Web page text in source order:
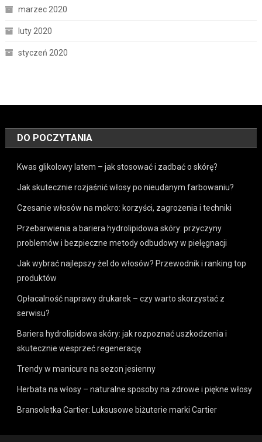
marzec 2020
luty 2020
styczeń 2020
DO POCZYTANIA
Kwas glikolowy latem – jak stosować i zadbać o skórę?
Jak skutecznie rozjaśnić włosy po nieudanym farbowaniu?
Czesanie włosów na mokro: korzyści, zagrożenia i techniki
Przebarwienia a bariera hydrolipidowa skóry: przyczyny
problemów i bezpieczne metody odbudowy w pielęgnacji
Jak wybrać najlepszy żel do włosów? Przewodnik i ranking top
produktów
Opłacalność naprawy drukarek – czy warto skorzystać z
serwisu?
Bariera hydrolipidowa skóry: jak rozpoznać uszkodzenia i
skutecznie wesprzeć regenerację
Trendy w manicure na sezon jesienny
Herbata na włosy – naturalne sposoby na zdrowe i piękne włosy
Bransoletka Cartier: Luksusowe biżuterie marki Cartier